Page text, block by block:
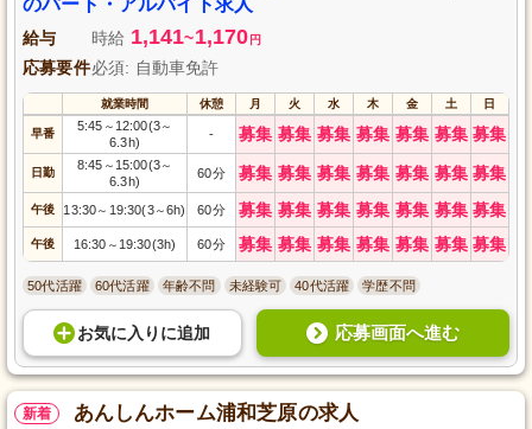
給与 時給 1,141~1,170 円
応募要件必須: 自動車免許
就業時間 休憩 月 火 水 木 金 土 日
早番
5:45 ～ 12:00(3～
6.3h)
- 募集 募集 募集 募集 募集 募集 募集
日勤
8:45 ～ 15:00(3～
6.3h)
60分 募集 募集 募集 募集 募集 募集 募集
午後 13:30～ 19:30(3～6h) 60分 募集 募集 募集 募集 募集 募集 募集
午後 16:30 ～ 19:30(3h) 60分 募集 募集 募集 募集 募集 募集 募集
50代活躍 60代活躍 年齢不問 未経験可 40代活躍 学歴不問
お気に入り に追加 応募画面へ進む
新着 あんしんホーム浦和芝原の求人